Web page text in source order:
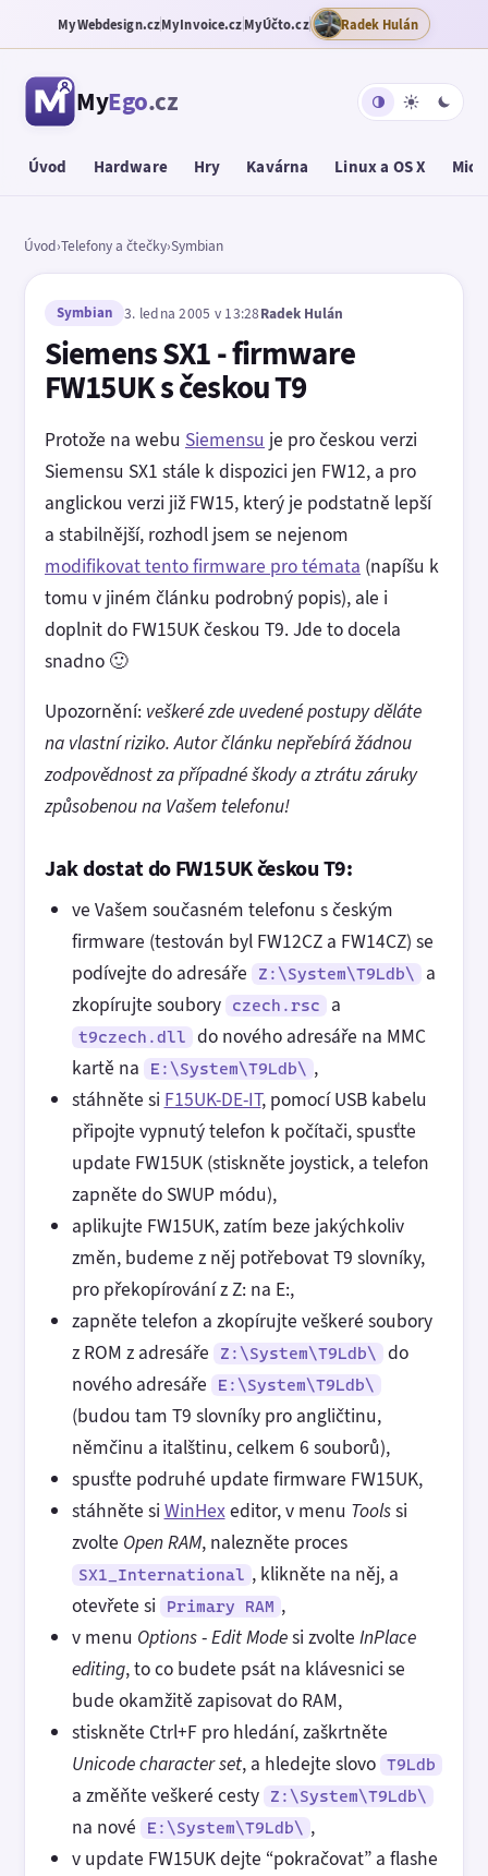
MyWebdesign.czMyInvoice.czMyÚčto.cz Radek Hulán
MyEgo.cz
Úvod Hardware Hry Kavárna Linux a OS X
Úvod›Telefony a čtečky›Symbian
Symbian 3. ledna 2005 v 13:28Radek Hulán
Siemens SX1 - firmware
FW15UK s českou T9
Protože na webu Siemensu je pro českou verzi
Siemensu SX1 stále k dispozici jen FW12, a pro
anglickou verzi již FW15, který je podstatně lepší
a stabilnější, rozhodl jsem se nejenom
modifikovat tento firmware pro témata (napíšu k
tomu v jiném článku podrobný popis), ale i
doplnit do FW15UK českou T9. Jde to docela
snadno 🙂
Upozornění: veškeré zde uvedené postupy děláte
na vlastní riziko. Autor článku nepřebírá žádnou
zodpovědnost za případné škody a ztrátu záruky
způsobenou na Vašem telefonu!
Jak dostat do FW15UK českou T9:
ve Vašem současném telefonu s českým
firmware (testován byl FW12CZ a FW14CZ) se
podívejte do adresáře
Z:\System\T9Ldb\
a
zkopírujte soubory
czech.rsc a
t9czech.dll
do nového adresáře na MMC
kartě na
E:\System\T9Ldb\ ,
stáhněte si F15UK-DE-IT, pomocí USB kabelu
připojte vypnutý telefon k počítači, spusťte
update FW15UK (stiskněte joystick, a telefon
zapněte do SWUP módu),
aplikujte FW15UK, zatím beze jakýchkoliv
změn, budeme z něj potřebovat T9 slovníky,
pro překopírování z Z: na E:,
zapněte telefon a zkopírujte veškeré soubory
z ROM z adresáře
Z:\System\T9Ldb\
do
nového adresáře
E:\System\T9Ldb\
(budou tam T9 slovníky pro angličtinu,
němčinu a italštinu, celkem 6 souborů),
spusťte podruhé update firmware FW15UK,
stáhněte si WinHexeditor, v menu Toolssi
zvolte Open RAM, nalezněte proces
SX1_International , klikněte na něj, a
otevřete si
Primary RAM ,
v menu Options-Edit Modesi zvolte InPlace
editing, to co budete psát na klávesnici se
bude okamžitě zapisovat do RAM,
stiskněte Ctrl+F pro hledání, zaškrtněte
Unicode character set, a hledejte slovo T9Ldb
a změňte veškeré cesty Z:\System\T9Ldb\
na nové E:\System\T9Ldb\ ,
v update FW15UK dejte “pokračovat” a flashe